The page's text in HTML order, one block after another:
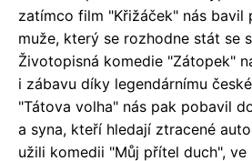
zatímco film "Křižáček" nás bavil
muže, který se rozhodne stát se
Životopisná komedie "Zátopek"
i zábavu díky legendárnímu
"Tátova volha" nás pak pobavil
a syna, kteří hledají ztracené
užili komedii "Můj přítel duch", ve